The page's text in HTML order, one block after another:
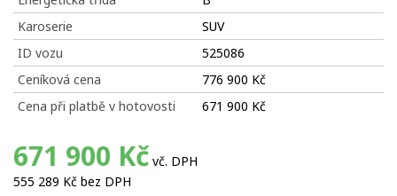
Karoserie
SUV
ID vozu
525086
Ceníková cena
776 900 Kč
Cena při platbě v hotovosti
671 900 Kč
671 900 Kč vč. DPH
555 289 Kč bez DPH